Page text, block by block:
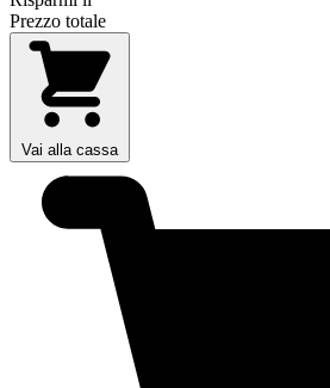
Prezzo totale
Vai alla cassa